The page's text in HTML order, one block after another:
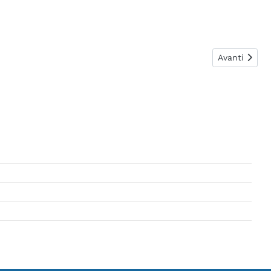
Articolo
Avanti